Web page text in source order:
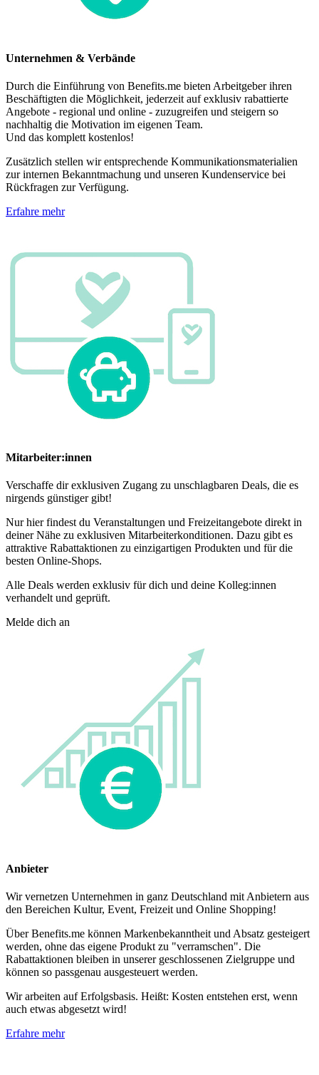
Unternehmen & Verbände
Durch die Einführung von Benefits.me bieten Arbeitgeber ihren
Beschäftigten die Möglichkeit, jederzeit auf exklusiv rabattierte
Angebote - regional und online - zuzugreifen und steigern so
nachhaltig die Motivation im eigenen Team.
Und das komplett kostenlos!
Zusätzlich stellen wir entsprechende Kommunikationsmaterialien
zur internen Bekanntmachung und unseren Kundenservice bei
Rückfragen zur Verfügung.
Erfahre mehr
Mitarbeiter:innen
Verschaffe dir exklusiven Zugang zu unschlagbaren Deals, die es
nirgends günstiger gibt!
Nur hier findest du Veranstaltungen und Freizeitangebote direkt in
deiner Nähe zu exklusiven Mitarbeiterkonditionen. Dazu gibt es
attraktive Rabattaktionen zu einzigartigen Produkten und für die
besten Online-Shops.
Alle Deals werden exklusiv für dich und deine Kolleg:innen
verhandelt und geprüft.
Melde dich an
Anbieter
Wir vernetzen Unternehmen in ganz Deutschland mit Anbietern aus
den Bereichen Kultur, Event, Freizeit und Online Shopping!
Über Benefits.me können Markenbekanntheit und Absatz gesteigert
werden, ohne das eigene Produkt zu "verramschen". Die
Rabattaktionen bleiben in unserer geschlossenen Zielgruppe und
können so passgenau ausgesteuert werden.
Wir arbeiten auf Erfolgsbasis. Heißt: Kosten entstehen erst, wenn
auch etwas abgesetzt wird!
Erfahre mehr